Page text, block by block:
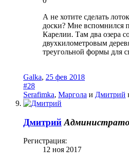
А не хотите сделать
доски? Мне вспомнился
Карелии. Там два озера
двухкилометровым
треугольной формы для
Galka, 25 фев 2018
#28
Serafimka, Маргола и Дмитрий
Дмитрий
Регистрация:
12 ноя 2017